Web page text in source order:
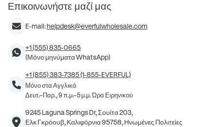
Επικοινωνήστε μαζί μας
E-mail:helpdesk@everfulwholesale.com
+1 (555) 835-0665
(Μόνο μηνύματα WhatsApp)
+1 (855) 383-7385 (1-855-EVERFUL)
Μόνο στα Αγγλικά
Δευτ.–Παρ., 9 π.μ.–5 μ.μ. Ώρα Ειρηνικού
9245 Laguna Springs Dr, Σουίτα 203,
Ελκ Γκρόουβ, Καλιφόρνια 95758, Ηνωμένες Πολιτείες